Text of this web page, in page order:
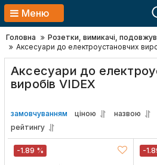
Меню
Головна
Розетки, вимикачі,
Аксесуари до електроустановчих
Аксесуари до
виробів VIDEX
замовчуванням ціною
назвою
рейтингу
-1.89 % -